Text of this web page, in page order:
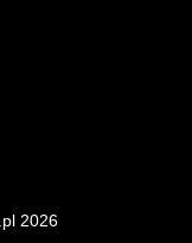
2026